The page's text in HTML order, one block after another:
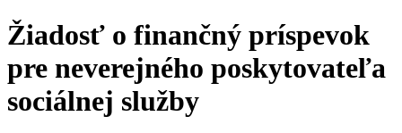
Žiadosť o finančný príspevok
pre neverejného poskytovateľa
sociálnej služby